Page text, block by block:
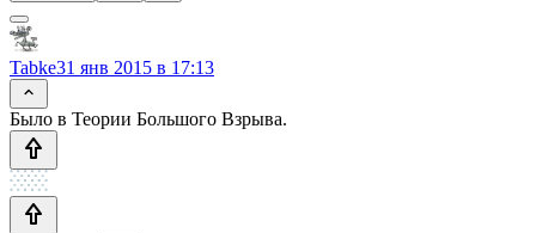
Tabke31 янв 2015 в 17:13
Было в Теории Большого Взрыва.